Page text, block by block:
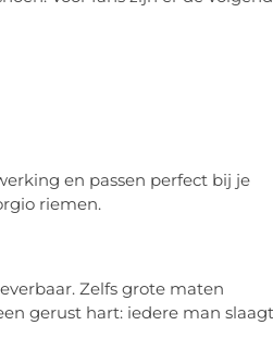
en passen perfect bij je
riemen.
Zelfs grote maten
gerust hart: iedere man slaagt